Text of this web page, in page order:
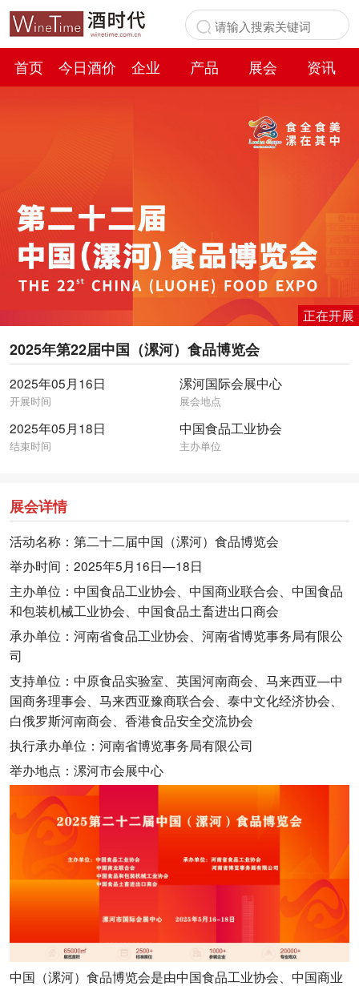
首页 今日酒价 企业 产品 展会
资讯
正在开展
2025年第22届中国（漯河）食品博览会
2025年05月16日
开展时间
漯河国际会展中心
展会地点
2025年05月18日
结束时间
中国食品工业协会
主办单位
展会详情
活动名称：第二十二届中国（漯河）食品博览会
举办时间：2025年5月16日—18日
主办单位：中国食品工业协会、中国商业联合会、中国食品
和包装机械工业协会、中国食品土畜进出口商会
承办单位：河南省食品工业协会、河南省博览事务局有限公
司
支持单位：中原食品实验室、英国河南商会、马来西亚—中
国商务理事会、马来西亚豫商联合会、泰中文化经济协会、
白俄罗斯河南商会、香港食品安全交流协会
执行承办单位：河南省博览事务局有限公司
举办地点：漯河市会展中心
中国（漯河）食品博览会是由中国食品工业协会、中国商业